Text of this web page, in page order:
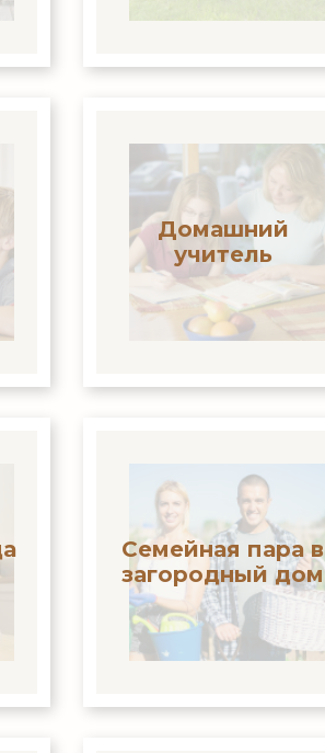
Домашний
учитель
Семейная пара в
загородный дом